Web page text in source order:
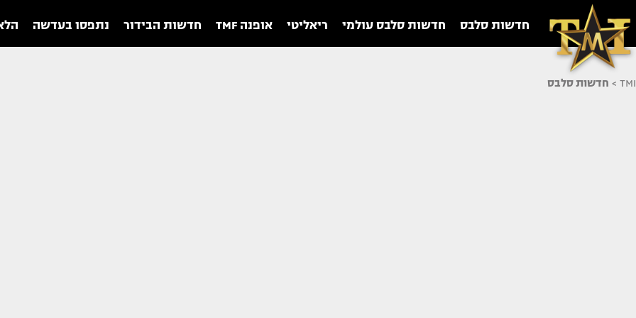
חדשות סלבס חדשות סלבס עולמי ריאליטי אופנה TMF חדשות הבידור נתפסו בעדשה
TMI
> חדשות סלבס